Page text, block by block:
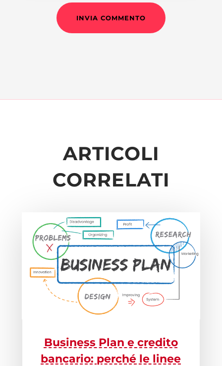
INVIA COMMENTO
ARTICOLI
CORRELATI
Business Plan e credito
bancario: perché le linee